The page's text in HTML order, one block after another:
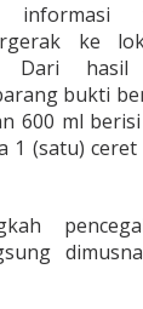
S
informasi
ke
Dari
bukti
600 ml
1 (satu)